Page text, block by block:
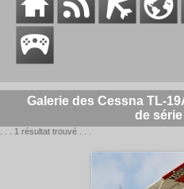
Galerie des Cessna TL-
de série
. . . 1 résultat trouvé . . .